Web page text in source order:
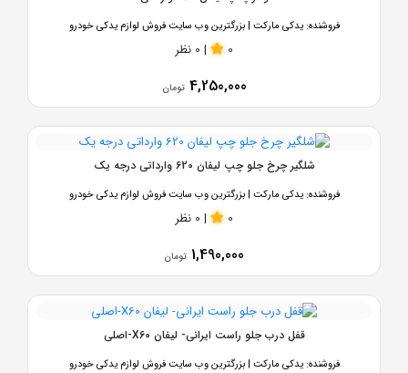
فروشنده: یدکی مارکت | بزرگترین وب سایت فروش لوازم یدکی خودرو
0
| 0 نظر
4,250,000 تومان
شلگیر چرخ جلو چپ لیفان 620 وارداتی درجه یک
فروشنده: یدکی مارکت | بزرگترین وب سایت فروش لوازم یدکی خودرو
0
| 0 نظر
1,490,000 تومان
قفل درب جلو راست ایرانی- لیفان X60-اصلی
فروشنده: یدکی مارکت | بزرگترین وب سایت فروش لوازم یدکی خودرو